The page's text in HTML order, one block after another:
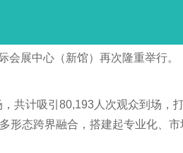
展中心（新馆）再次隆重举行。
共计吸引80,193人次观众到场，
形态跨界融合，搭建起专业化、